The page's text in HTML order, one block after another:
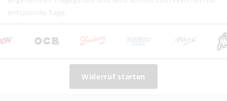
Lieferzeit: 2–6 Werktage
Preise inkl. MwSt. (je nach Empfängerland)
Schweiz (Nicht-EU)
Kostenloser DHL-Versand ab 100 €
entspannte Tage.
Widerruf starten